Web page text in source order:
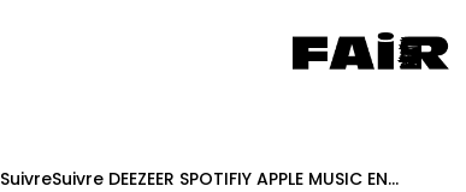
DEEZEER SPOTIFIY APPLE MUSIC EN...